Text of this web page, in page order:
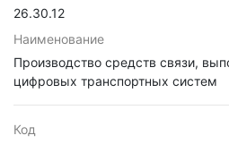
26.30.12
Наименование
Производство средств связи,
цифровых транспортных систем
Код